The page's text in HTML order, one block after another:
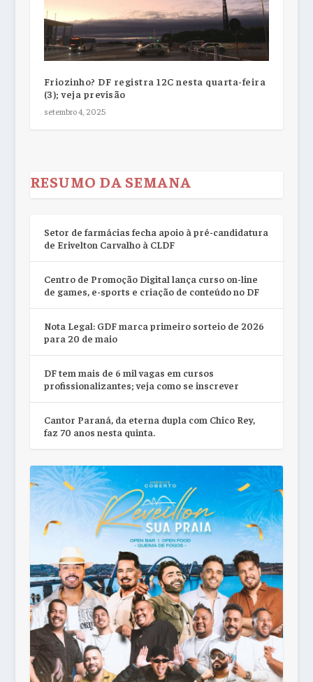
Friozinho? DF registra 12C nesta quarta-feira
(3); veja previsão
setembro 4, 2025
RESUMO DA SEMANA
Setor de farmácias fecha apoio à pré-candidatura
de Erivelton Carvalho à CLDF
Centro de Promoção Digital lança curso on-line
de games, e-sports e criação de conteúdo no DF
Nota Legal: GDF marca primeiro sorteio de 2026
para 20 de maio
DF tem mais de 6 mil vagas em cursos
profissionalizantes; veja como se inscrever
Cantor Paraná, da eterna dupla com Chico Rey,
faz 70 anos nesta quinta.